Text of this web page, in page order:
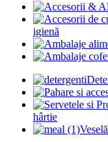
igienă
hârtie